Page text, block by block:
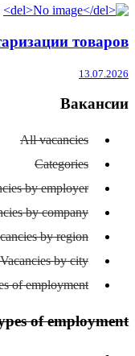
товаров
13.07.2026
Вакансии
All vacancies
Categories
by employer
by company
by region
Vacancies by city
of employment
of employment